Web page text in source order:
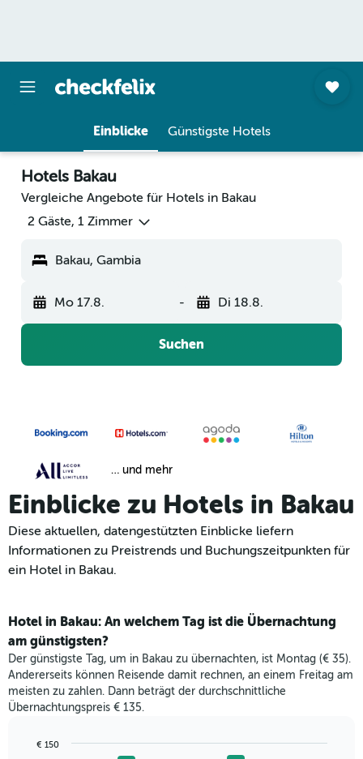
Einblicke Günstigste Hotels
Hotels Bakau
Vergleiche Angebote für Hotels in Bakau
2 Gäste, 1 Zimmer
Bakau, Gambia
Mo 17.8. - Di 18.8.
Suchen
… und mehr
Einblicke zu Hotels in Bakau
Diese aktuellen, datengestützten Einblicke liefern
Informationen zu Preistrends und Buchungszeitpunkten für
ein Hotel in Bakau.
Hotel in Bakau: An welchem Tag ist die Übernachtung
am günstigsten?
Der günstigste Tag, um in Bakau zu übernachten, ist Montag (€ 35).
Andererseits können Reisende damit rechnen, an einem Freitag am
meisten zu zahlen. Dann beträgt der durchschnittliche
Übernachtungspreis € 135.
€ 150